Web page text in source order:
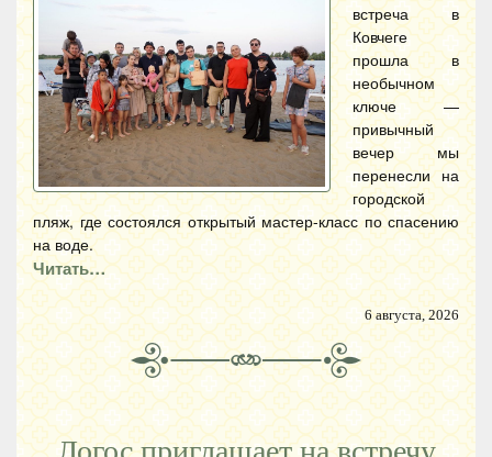
встреча в
Ковчеге
прошла в
необычном
ключе —
привычный
вечер мы
перенесли на
городской
пляж, где состоялся открытый мастер-класс по спасению
на воде.
Читать…
6 августа, 2026